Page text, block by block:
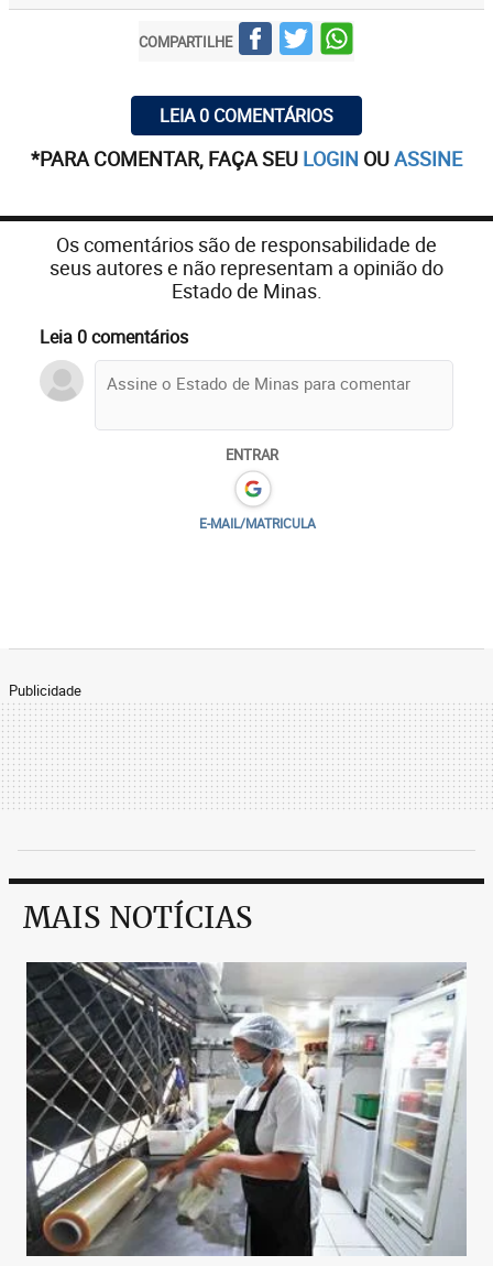
COMPARTILHE
LEIA 0 COMENTÁRIOS
*PARA COMENTAR, FAÇA SEU LOGIN OUASSINE
Os comentários são de responsabilidade de
seus autores e não representam a opinião do
Estado de Minas.
Leia 0 comentários
ENTRAR
E-MAIL/MATRICULA
Publicidade
MAIS NOTÍCIAS